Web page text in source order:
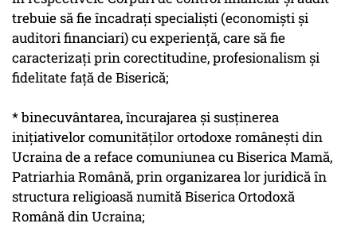
trebuie să fie încadraţi specialişti (economişti şi
auditori financiari) cu experienţă, care să fie
caracterizaţi prin corectitudine, profesionalism şi
fidelitate faţă de Biserică;
* binecuvântarea, încurajarea şi susţinerea
iniţiativelor comunităţilor ortodoxe româneşti din
Ucraina de a reface comuniunea cu Biserica Mamă,
Patriarhia Română, prin organizarea lor juridică în
structura religioasă numită Biserica Ortodoxă
Română din Ucraina;